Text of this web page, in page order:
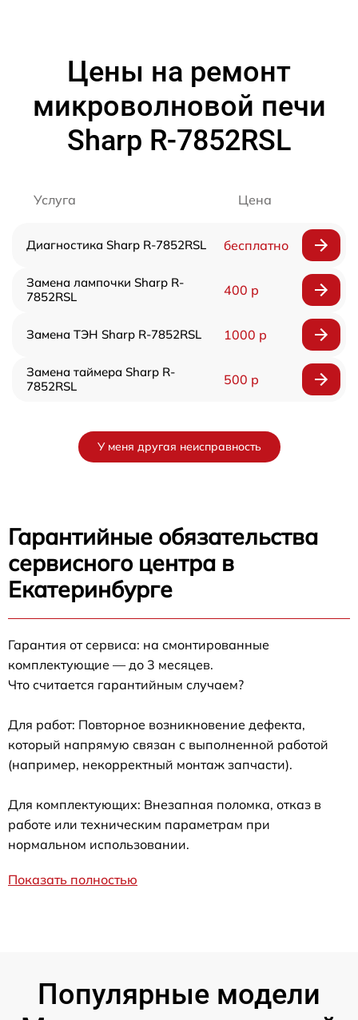
Цены на ремонт
микроволновой печи
Sharp R-7852RSL
Услуга Цена
Диагностика Sharp R-7852RSL бесплатно
Замена лампочки Sharp R-
7852RSL
400 р
Замена ТЭН Sharp R-7852RSL 1000 р
Замена таймера Sharp R-
7852RSL
500 р
У меня другая неисправность
Гарантийные обязательства
сервисного центра в
Екатеринбурге
Гарантия от сервиса: на смонтированные
комплектующие — до 3 месяцев.
Что считается гарантийным случаем?
Для работ: Повторное возникновение дефекта,
который напрямую связан с выполненной работой
(например, некорректный монтаж запчасти).
Для комплектующих: Внезапная поломка, отказ в
работе или техническим параметрам при
нормальном использовании.
Показать полностью
Популярные модели